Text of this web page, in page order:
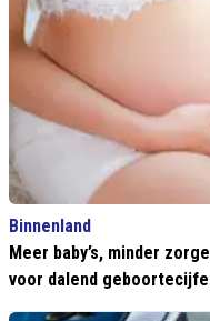
Binnenland
Meer baby’s, minder
voor dalend